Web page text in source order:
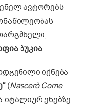
ავტორებს
ბუკია.
იქნება
(Nascerò Come
ენებზე